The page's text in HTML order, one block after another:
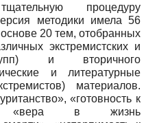
процедуру
методики имела 56
20 тем, отобранных
экстремистских и
и вторичного
и литературные
материалов.
«готовность к
«вера в жизнь